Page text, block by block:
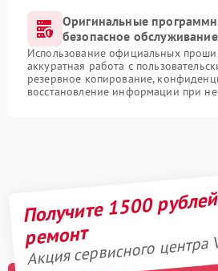
Оригинальные
безопасное
Использование официальных
аккуратная работа с
резервное копирование,
восстановление информации при
Получите 1500
ремонт
Акция сервисного центра